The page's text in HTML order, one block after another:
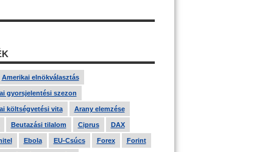
Amerikai elnökválasztás
gyorsjelentési szezon
költségvetési vita Arany elemzése
Beutazási tilalom Ciprus DAX
Ebola EU-Csúcs Forex Forint